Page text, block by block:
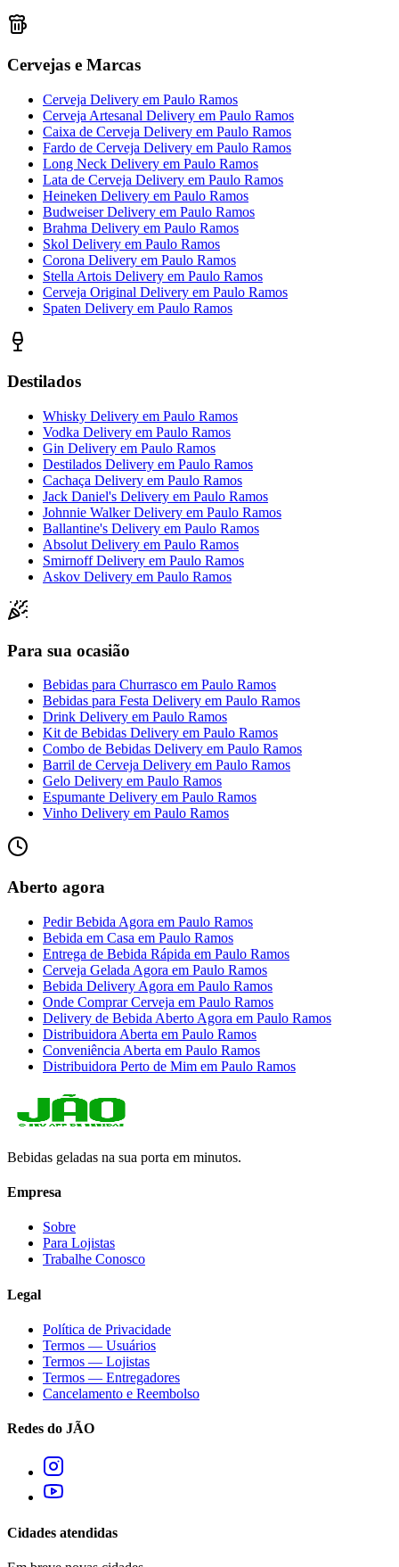
Cervejas e Marcas
Cerveja Delivery em Paulo Ramos
Cerveja Artesanal Delivery em Paulo Ramos
Caixa de Cerveja Delivery em Paulo Ramos
Fardo de Cerveja Delivery em Paulo Ramos
Long Neck Delivery em Paulo Ramos
Lata de Cerveja Delivery em Paulo Ramos
Heineken Delivery em Paulo Ramos
Budweiser Delivery em Paulo Ramos
Brahma Delivery em Paulo Ramos
Skol Delivery em Paulo Ramos
Corona Delivery em Paulo Ramos
Stella Artois Delivery em Paulo Ramos
Cerveja Original Delivery em Paulo Ramos
Spaten Delivery em Paulo Ramos
Destilados
Whisky Delivery em Paulo Ramos
Vodka Delivery em Paulo Ramos
Gin Delivery em Paulo Ramos
Destilados Delivery em Paulo Ramos
Cachaça Delivery em Paulo Ramos
Jack Daniel's Delivery em Paulo Ramos
Johnnie Walker Delivery em Paulo Ramos
Ballantine's Delivery em Paulo Ramos
Absolut Delivery em Paulo Ramos
Smirnoff Delivery em Paulo Ramos
Askov Delivery em Paulo Ramos
Para sua ocasião
Bebidas para Churrasco em Paulo Ramos
Bebidas para Festa Delivery em Paulo Ramos
Drink Delivery em Paulo Ramos
Kit de Bebidas Delivery em Paulo Ramos
Combo de Bebidas Delivery em Paulo Ramos
Barril de Cerveja Delivery em Paulo Ramos
Gelo Delivery em Paulo Ramos
Espumante Delivery em Paulo Ramos
Vinho Delivery em Paulo Ramos
Aberto agora
Pedir Bebida Agora em Paulo Ramos
Bebida em Casa em Paulo Ramos
Entrega de Bebida Rápida em Paulo Ramos
Cerveja Gelada Agora em Paulo Ramos
Bebida Delivery Agora em Paulo Ramos
Onde Comprar Cerveja em Paulo Ramos
Delivery de Bebida Aberto Agora em Paulo Ramos
Distribuidora Aberta em Paulo Ramos
Conveniência Aberta em Paulo Ramos
Distribuidora Perto de Mim em Paulo Ramos
Bebidas geladas na sua porta em minutos.
Empresa
Sobre
Para Lojistas
Trabalhe Conosco
Legal
Política de Privacidade
Termos — Usuários
Termos — Lojistas
Termos — Entregadores
Cancelamento e Reembolso
Redes do JÃO
Cidades atendidas